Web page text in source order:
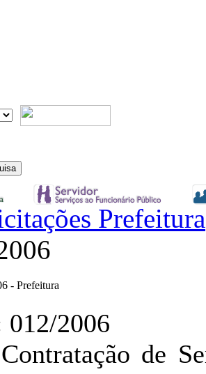
Prefeitura
- Prefeitura
012/2006
Contratação de